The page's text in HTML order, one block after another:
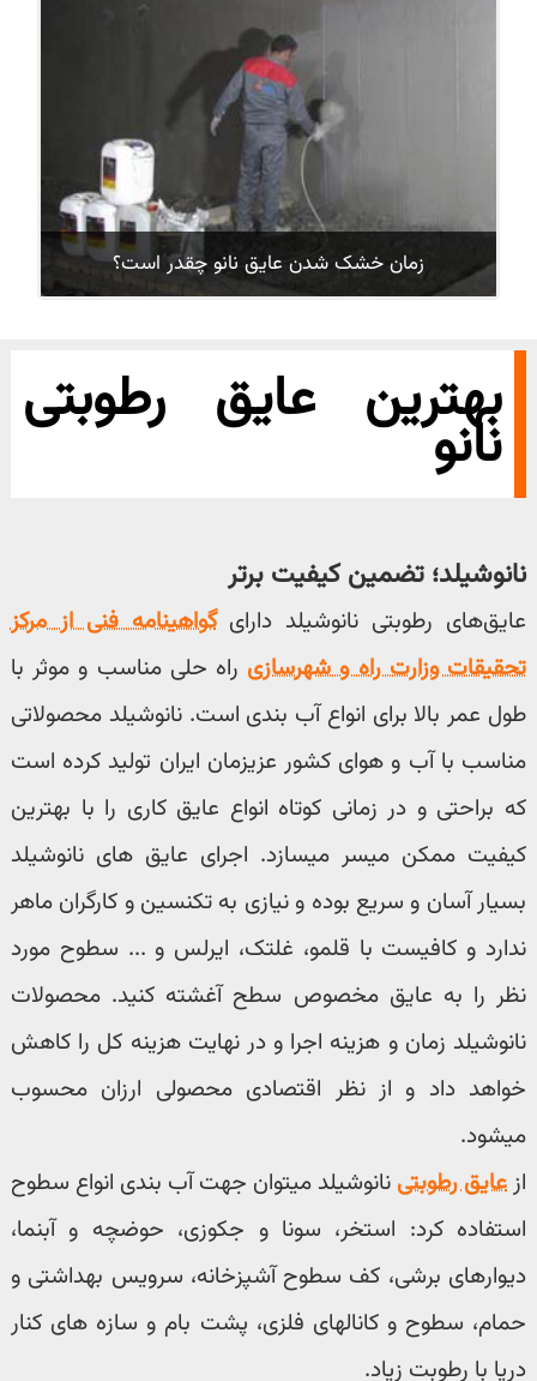
زمان خشک شدن عایق نانو چقدر است؟
بهترین عایق رطوبتی
نانو
نانوشیلد؛ تضمین کیفیت برتر
عایق‌های رطوبتی نانوشیلد دارایگواهینامه فنی از مرکز
تحقیقات وزارت راه و شهرسازی راه حلی مناسب و موثر با
طول عمر بالا برای انواع آب بندی است. نانوشیلد محصولاتی
مناسب با آب و هوای کشور عزیزمان ایران تولید کرده است
که براحتی و در زمانی کوتاه انواع عایق کاری را با بهترین
کیفیت ممکن میسر میسازد. اجرای عایق های نانوشیلد
بسیار آسان و سریع بوده و نیازی به تکنسین و کارگران ماهر
ندارد و کافیست با قلمو، غلتک، ایرلس و ... سطوح مورد
نظر را به عایق مخصوص سطح آغشته کنید. محصولات
نانوشیلد زمان و هزینه اجرا و در نهایت هزینه کل را کاهش
خواهد داد و از نظر اقتصادی محصولی ارزان محسوب
میشود.
از عایق رطوبتی نانوشیلد میتوان جهت آب بندی انواع سطوح
استفاده کرد: استخر، سونا و جکوزی، حوضچه و آبنما،
دیوارهای برشی، کف سطوح آشپزخانه، سرویس بهداشتی و
حمام، سطوح و کانالهای فلزی، پشت بام و سازه های کنار
دریا با رطوبت زیاد.